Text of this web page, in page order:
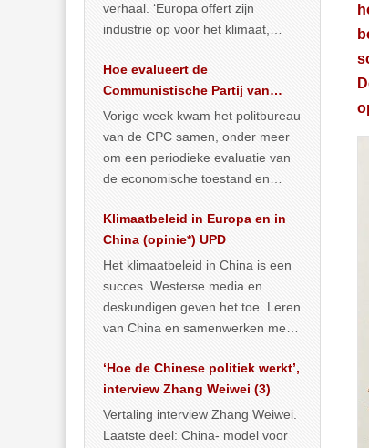
verhaal. ‘Europa offert zijn
industrie op voor het klimaat,
vergroening… >> lees meer
Hoe evalueert de
Communistische Partij van
China de economische
situatie?
Vorige week kwam het politbureau
van de CPC samen, onder meer
om een periodieke evaluatie van
de economische toestand en
publiceerden… >> lees meer
Klimaatbeleid in Europa en in
China (opinie*) UPD
Het klimaatbeleid in China is een
succes. Westerse media en
deskundigen geven het toe. Leren
van China en samenwerken met
… >> lees meer
‘Hoe de Chinese politiek werkt’,
interview Zhang Weiwei (3)
Vertaling interview Zhang Weiwei.
Laatste deel: China- model voor